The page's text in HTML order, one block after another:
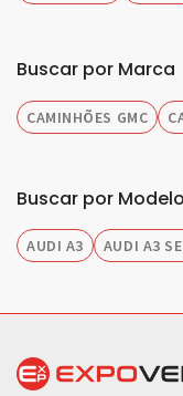
Buscar por Marca
CAMINHÕES GMC
Buscar por Modelo
AUDI A3 AUDI A3